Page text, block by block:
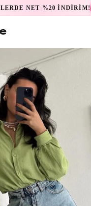
NET %20 İNDİRİM!